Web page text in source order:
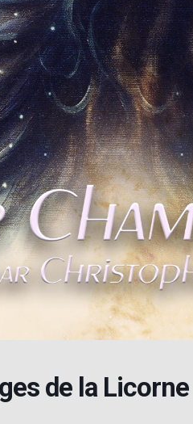
de la Licorne